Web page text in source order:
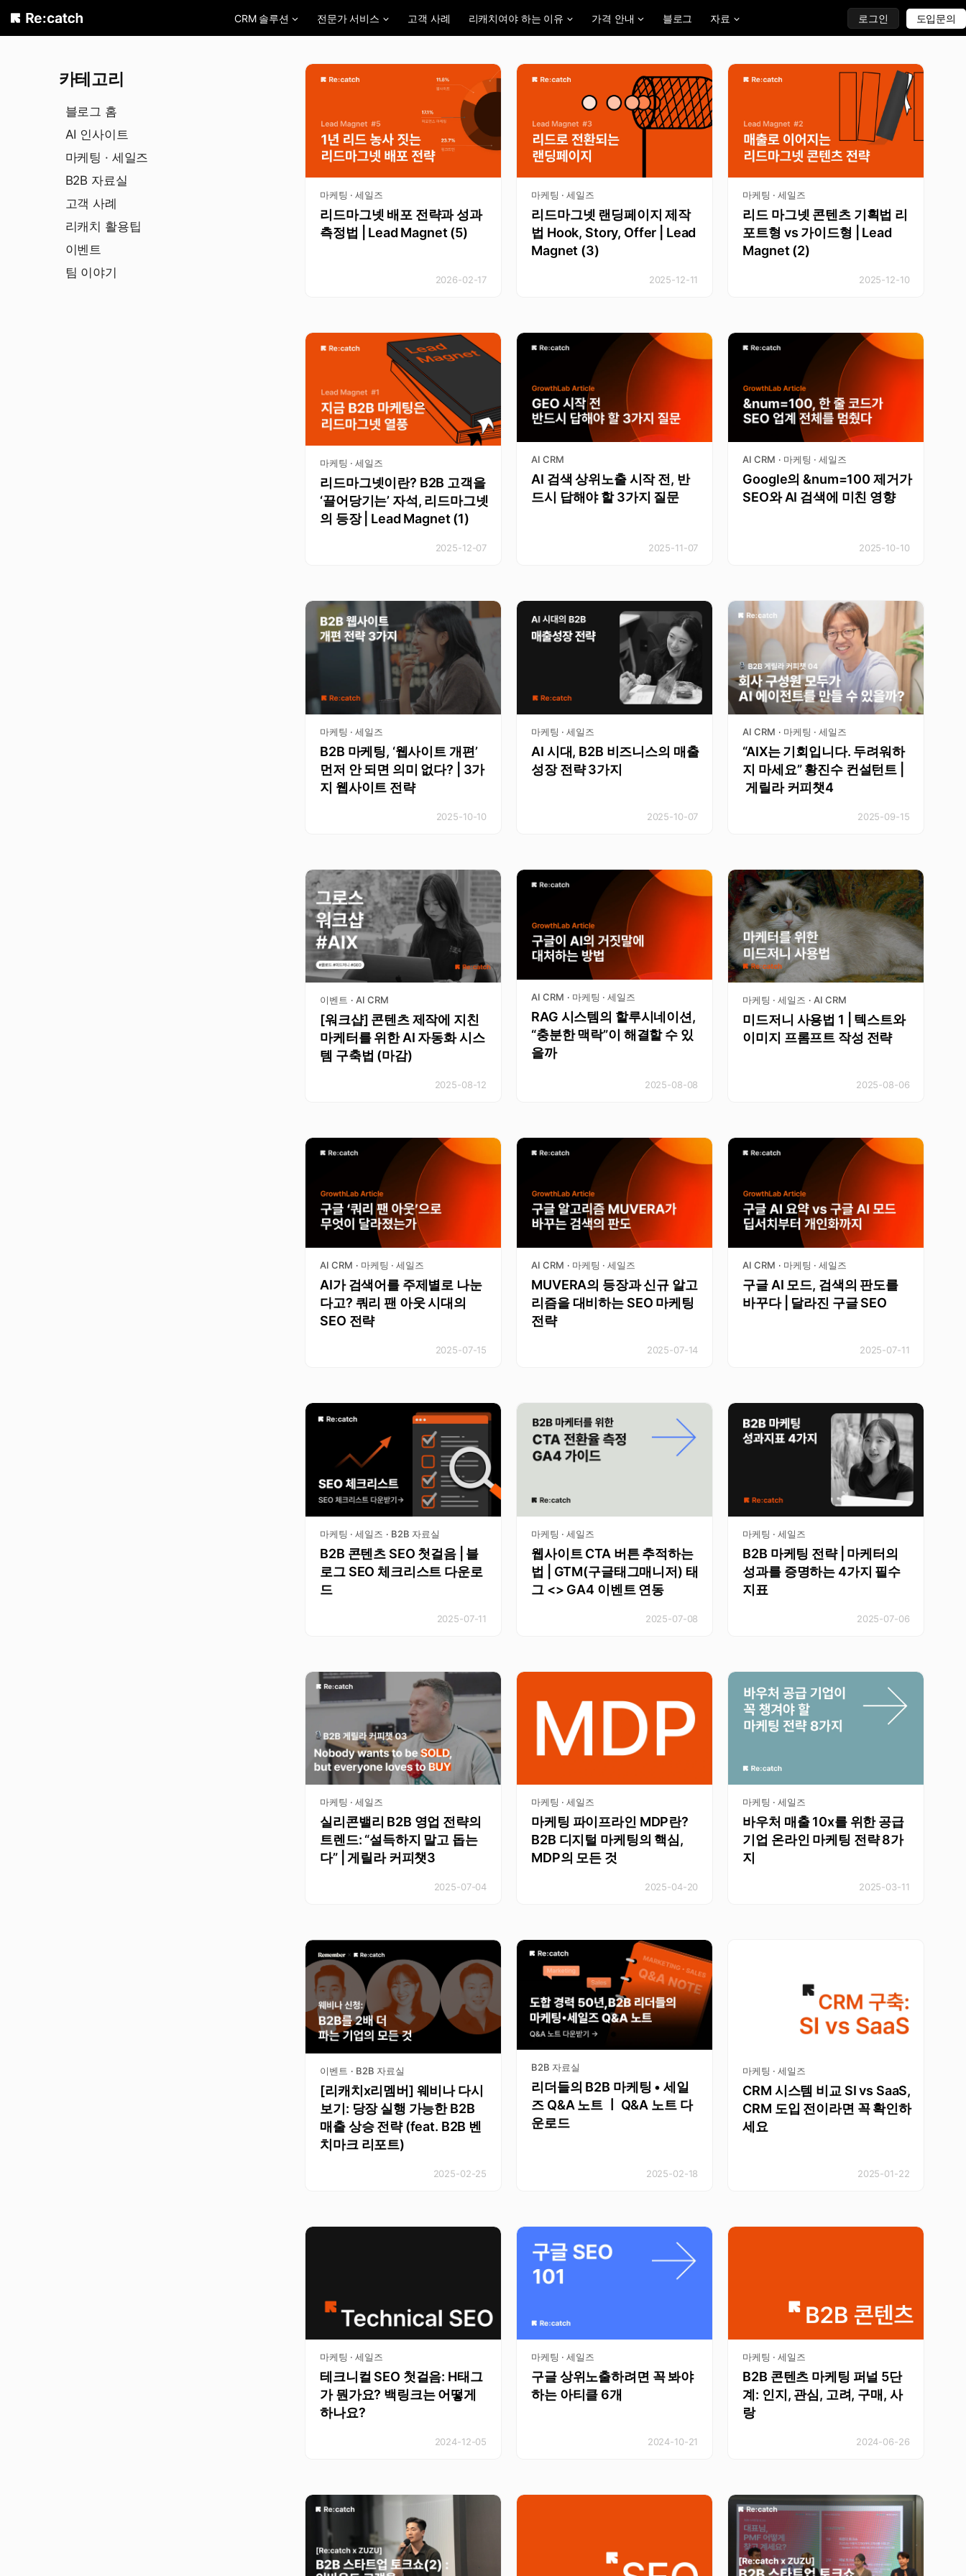
Skip
CRM 솔루션 전문가 서비스 고객 사례 리캐치여야 하는 이유 가격 안내 블로그 자료 로그인 도입문의
마케팅 · 세일즈
리드마그넷 배포 전략과 성과
측정법 | Lead Magnet (5)
2026-02-17
마케팅 · 세일즈
리드마그넷 랜딩페이지 제작
법 Hook, Story, Offer | Lead
Magnet (3)
2025-12-11
마케팅 · 세일즈
리드 마그넷 콘텐츠 기획법 리
포트형 vs 가이드형 | Lead
Magnet (2)
2025-12-10
마케팅 · 세일즈
리드마그넷이란? B2B 고객을
‘끌어당기는’ 자석, 리드마그넷
의 등장 | Lead Magnet (1)
2025-12-07
AI CRM
AI 검색 상위노출 시작 전, 반
드시 답해야 할 3가지 질문
2025-11-07
AI CRM · 마케팅 · 세일즈
Google의 &num=100 제거가
SEO와 AI 검색에 미친 영향
2025-10-10
마케팅 · 세일즈
B2B 마케팅, ‘웹사이트 개편’
먼저 안 되면 의미 없다? | 3가
지 웹사이트 전략
2025-10-10
마케팅 · 세일즈
AI 시대, B2B 비즈니스의 매출
성장 전략 3가지
2025-10-07
AI CRM · 마케팅 · 세일즈
“AIX는 기회입니다. 두려워하
지 마세요” 황진수 컨설턴트 |
게릴라 커피챗4
2025-09-15
이벤트 ·AI CRM
[워크샵] 콘텐츠 제작에 지친
마케터를 위한 AI 자동화 시스
템 구축법 (마감)
2025-08-12
AI CRM · 마케팅 · 세일즈
RAG 시스템의 할루시네이션,
“충분한 맥락”이 해결할 수 있
을까
2025-08-08
마케팅 · 세일즈 ·AI CRM
미드저니 사용법 1 | 텍스트와
이미지 프롬프트 작성 전략
2025-08-06
AI CRM · 마케팅 · 세일즈
AI가 검색어를 주제별로 나눈
다고? 쿼리 팬 아웃 시대의
SEO 전략
2025-07-15
AI CRM · 마케팅 · 세일즈
MUVERA의 등장과 신규 알고
리즘을 대비하는 SEO 마케팅
전략
2025-07-14
AI CRM · 마케팅 · 세일즈
구글 AI 모드, 검색의 판도를
바꾸다 | 달라진 구글 SEO
2025-07-11
마케팅 · 세일즈 · B2B 자료실
B2B 콘텐츠 SEO 첫걸음 | 블
로그 SEO 체크리스트 다운로
드
2025-07-11
마케팅 · 세일즈
웹사이트 CTA 버튼 추적하는
법 | GTM(구글태그매니저) 태
그 <> GA4 이벤트 연동
2025-07-08
마케팅 · 세일즈
B2B 마케팅 전략 | 마케터의
성과를 증명하는 4가지 필수
지표
2025-07-06
마케팅 · 세일즈
실리콘밸리 B2B 영업 전략의
트렌드: “설득하지 말고 돕는
다” | 게릴라 커피챗3
2025-07-04
마케팅 · 세일즈
마케팅 파이프라인 MDP란?
B2B 디지털 마케팅의 핵심,
MDP의 모든 것
2025-04-20
마케팅 · 세일즈
바우처 매출 10x를 위한 공급
기업 온라인 마케팅 전략 8가
지
2025-03-11
이벤트 · B2B 자료실
[리캐치x리멤버] 웨비나 다시
보기: 당장 실행 가능한 B2B
매출 상승 전략 (feat. B2B 벤
치마크 리포트)
2025-02-25
B2B 자료실
리더들의 B2B 마케팅 • 세일
즈 Q&A 노트 ￜ Q&A 노트 다
운로드
2025-02-18
마케팅 · 세일즈
CRM 시스템 비교 SI vs SaaS,
CRM 도입 전이라면 꼭 확인하
세요
2025-01-22
마케팅 · 세일즈
테크니컬 SEO 첫걸음: H태그
가 뭔가요? 백링크는 어떻게
하나요?
2024-12-05
마케팅 · 세일즈
구글 상위노출하려면 꼭 봐야
하는 아티클 6개
2024-10-21
마케팅 · 세일즈
B2B 콘텐츠 마케팅 퍼널 5단
계: 인지, 관심, 고려, 구매, 사
랑
2024-06-26
카테고리
블로그 홈
AI 인사이트
마케팅 · 세일즈
B2B 자료실
고객 사례
리캐치 활용팁
이벤트
팀 이야기